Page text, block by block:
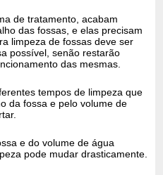
de tratamento, acabam
das fossas, e elas precisam
limpeza de fossas deve ser
possível, senão restarão
das mesmas.
tempos de limpeza que
da fossa e pelo volume de
e do volume de água
pode mudar drasticamente.